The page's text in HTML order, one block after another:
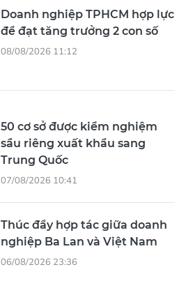
Doanh nghiệp TPHCM hợp lực
để đạt tăng trưởng 2 con số
08/08/2026 11:12
50 cơ sở được kiểm nghiệm
sầu riêng xuất khẩu sang
Trung Quốc
07/08/2026 10:41
Thúc đẩy hợp tác giữa doanh
nghiệp Ba Lan và Việt Nam
06/08/2026 23:36